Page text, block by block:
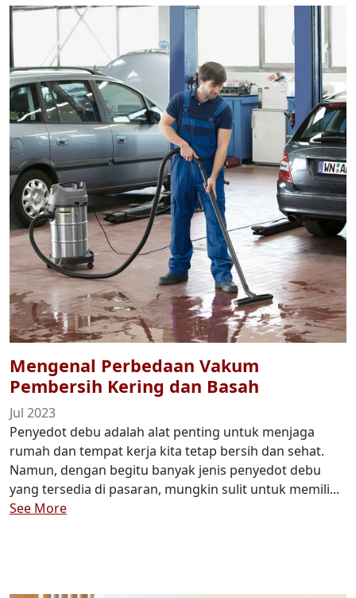
Mengenal Perbedaan Vakum
Pembersih Kering dan Basah
Jul 2023
Penyedot debu adalah alat penting untuk menjaga
rumah dan tempat kerja kita tetap bersih dan sehat.
Namun, dengan begitu banyak jenis penyedot debu
yang tersedia di pasaran, mungkin sulit untuk memili...
See More